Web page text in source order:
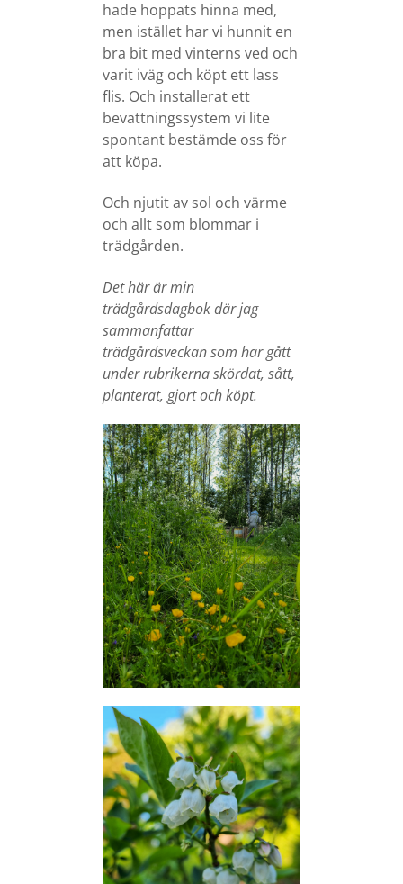
hade hoppats hinna med,
men istället har vi hunnit en
bra bit med vinterns ved och
varit iväg och köpt ett lass
flis. Och installerat ett
bevattningssystem vi lite
spontant bestämde oss för
att köpa.
Och njutit av sol och värme
och allt som blommar i
trädgården.
Det här är min
trädgårdsdagbok där jag
sammanfattar
trädgårdsveckan som har gått
under rubrikerna skördat, sått,
planterat, gjort och köpt.